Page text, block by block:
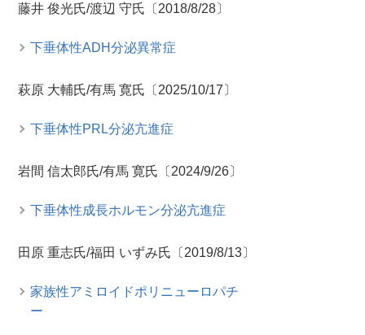
藤井 俊光氏/渡辺 守氏〔2018/8/28〕
下垂体性ADH分泌異常症
萩原 大輔氏/有馬 寛氏〔2025/10/17〕
下垂体性PRL分泌亢進症
岩間 信太郎氏/有馬 寛氏〔2024/9/26〕
下垂体性成長ホルモン分泌亢進症
田原 重志氏/福田 いずみ氏〔2019/8/13〕
家族性アミロイドポリニューロパチ
ー